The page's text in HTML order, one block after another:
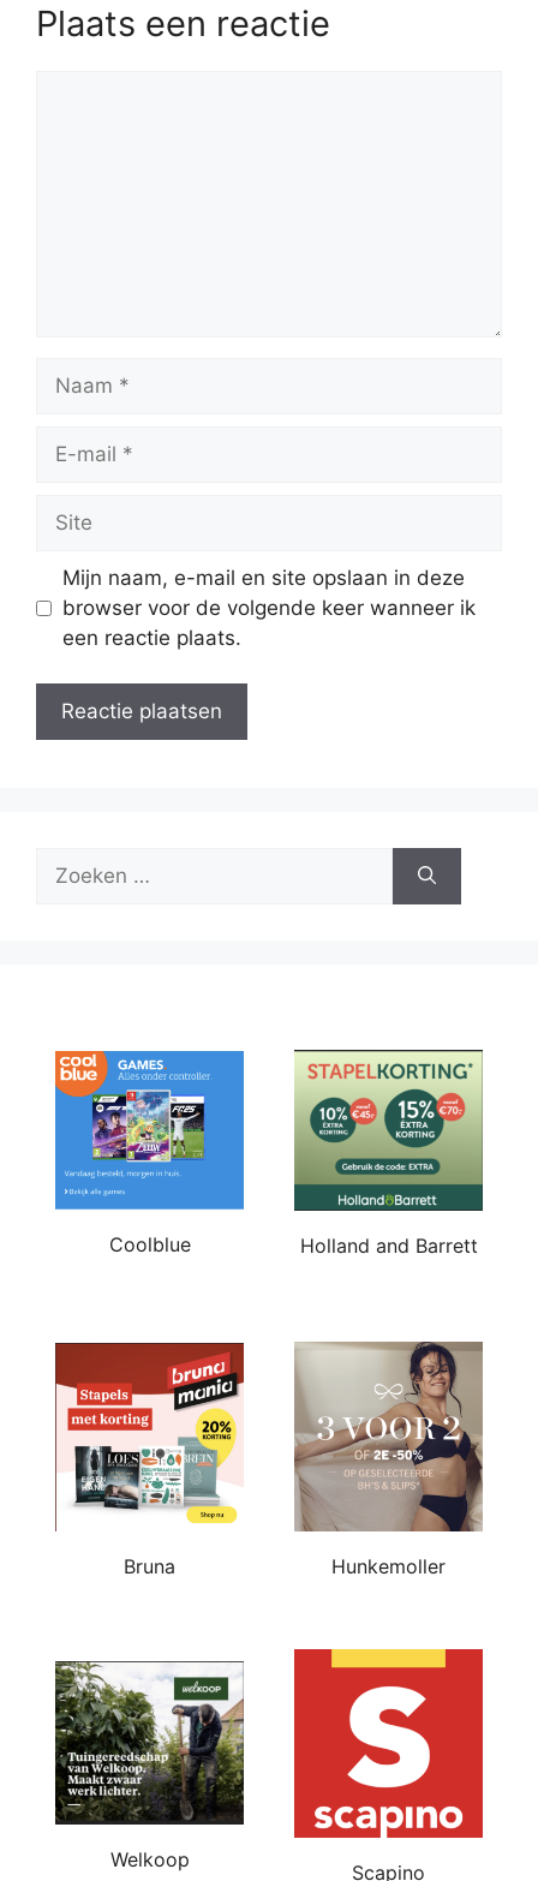
Plaats een reactie
mail
Mijn naam, e-mail en site opslaan in deze
browser voor de volgende keer wanneer ik
een reactie plaats.
Zoek
Coolblue Holland and Barrett
Bruna Hunkemoller
Welkoop
Scapino